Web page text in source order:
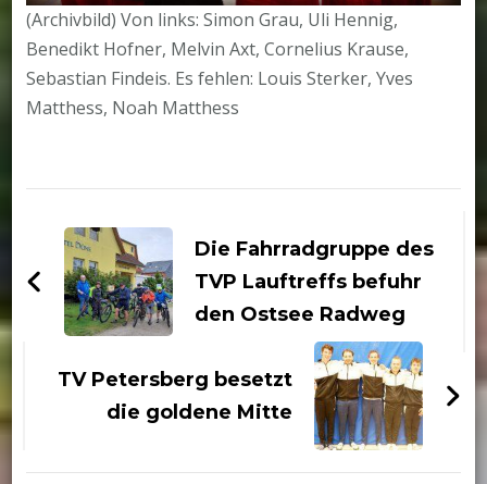
(Archivbild) Von links: Simon Grau, Uli Hennig,
Benedikt Hofner, Melvin Axt, Cornelius Krause,
Sebastian Findeis. Es fehlen: Louis Sterker, Yves
Matthess, Noah Matthess
Die Fahrradgruppe des
TVP Lauftreffs befuhr
den Ostsee Radweg
TV Petersberg besetzt
die goldene Mitte